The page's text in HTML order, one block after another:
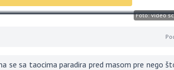
Foto: video
se sa taocima paradira pred masom pre nego